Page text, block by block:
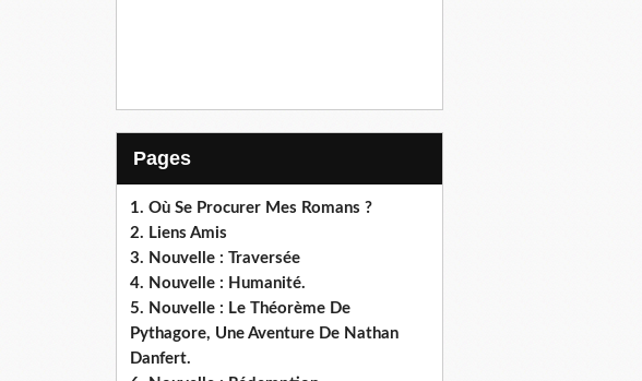
Pages
1. Où Se Procurer Mes Romans ?
2. Liens Amis
3. Nouvelle : Traversée
4. Nouvelle : Humanité.
5. Nouvelle : Le Théorème De
Pythagore, Une Aventure De Nathan
Danfert.